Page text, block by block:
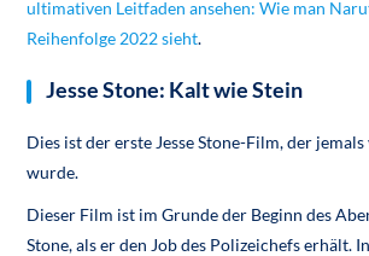
ultimativen Leitfaden ansehen: Wie man
Reihenfolge 2022 sieht.
Jesse Stone: Kalt wie Stein
Dies ist der erste Jesse Stone-Film, der
wurde.
Dieser Film ist im Grunde der Beginn des
Stone, als er den Job des Polizeichefs erhält.